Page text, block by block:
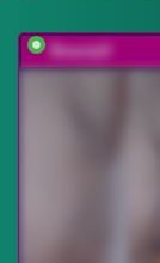
BeautyD